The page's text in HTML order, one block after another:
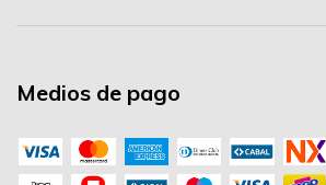
Medios de pago